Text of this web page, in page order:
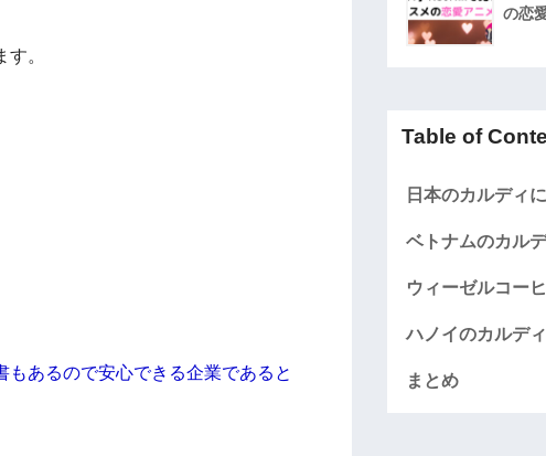
。
もあるので安心できる企業であると
の恋
Table of
日本のカルディ
ベトナムのカル
ウィーゼルコー
ハノイのカルデ
まとめ